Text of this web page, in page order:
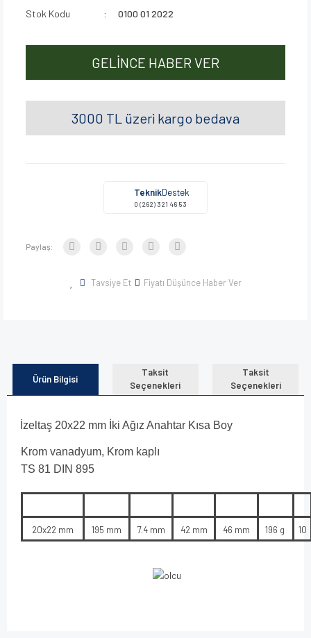
Stok Kodu
0100 01 2022
GELİNCE HABER VER
3000 TL üzeri kargo bedava
TeknikDestek
0 (262) 321 46 53
Paylaş:
Tavsiye Et Fiyatı Düşünce Haber Ver
Ürün Bilgisi
Taksit
Seçenekleri
Taksit
Seçenekleri
İzeltaş 20x22 mm İki Ağız Anahtar Kısa Boy
Krom vanadyum, Krom kaplı
TS 81 DIN 895
20x22 mm 195 mm 7.4 mm 42 mm 46 mm 196 g 10